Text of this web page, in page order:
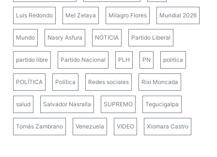
Luis Redondo Mel Zelaya Milagro Flores Mundial 2026
Mundo Nasry Asfura NOTICIA Partido Liberal
partido libre Partido Nacional PLH PN politica
POLÍTICA Política Redes sociales Rixi Moncada
salud Salvador Nasralla SUPREMO Tegucigalpa
Tomás Zambrano Venezuela VIDEO Xiomara Castro